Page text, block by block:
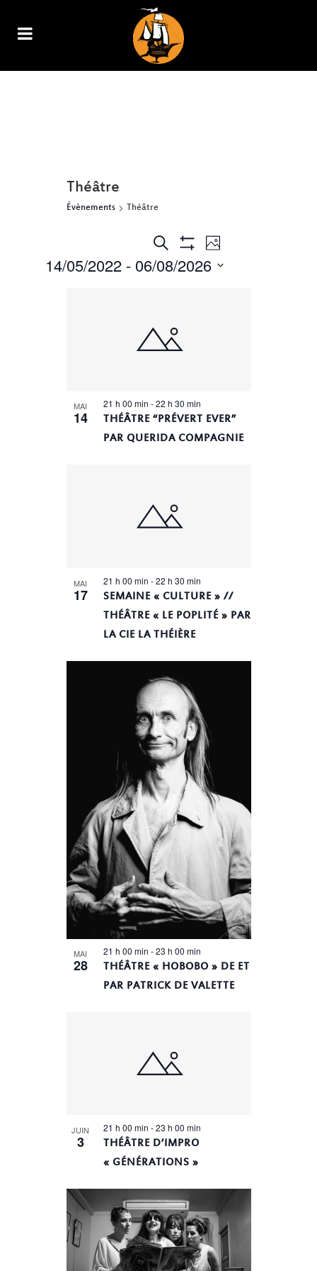
Théâtre
Évènements Théâtre
RECHERCHE
ET
VUES
Recherche
Filters
NAVIGATION
VUES
Photo
14/05/2022 - 06/08/2026
MAI
14
21 h 00 min -22 h 30 min
THÉÂTRE “PRÉVERT EVER”
PAR QUERIDA COMPAGNIE
MAI
17
21 h 00 min -22 h 30 min
SEMAINE « CULTURE » //
THÉÂTRE « LE POPLITÉ » PAR
LA CIE LA THÉIÈRE
MAI
28
21 h 00 min -23 h 00 min
THÉÂTRE « HOBOBO » DE ET
PAR PATRICK DE VALETTE
JUIN
3
21 h 00 min -23 h 00 min
THÉÂTRE D’IMPRO
« GÉNÉRATIONS »